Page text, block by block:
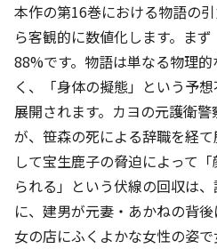
本作の第16巻における物語の
ら客観的に数値化します。ま
88%です。物語は単なる物理
く、「身体の擬態」という予
展開されます。カヨの元護衛
が、笹森の死による辞職を経
して宝生鹿子の脅迫によって
られる」という伏線の回収は
に、建男が元妻・あかねの背
女の店にふくよかな女性の姿